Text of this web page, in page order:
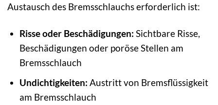
Austausch des Bremsschlauchs erforderlich ist:
Risse oder Beschädigungen: Sichtbare Risse,
Beschädigungen oder poröse Stellen am
Bremsschlauch
Undichtigkeiten: Austritt von Bremsflüssigkeit
am Bremsschlauch